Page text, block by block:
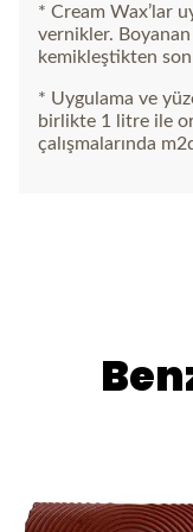
* Cream Wax’lar
vernikler.
kemikleştikten
* Uygulama ve
birlikte 1 litre ile
çalışmalarında